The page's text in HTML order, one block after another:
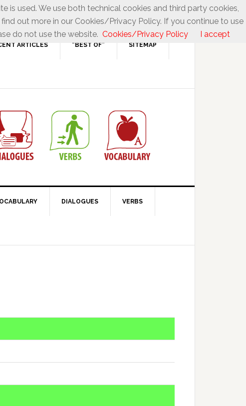
ARTICLES “BEST OF” SITEMAP
DIALOGUES VERBS
is used. We use both technical cookies and third party cookies,
out more in our Cookies/Privacy Policy. If you continue to use
do not use the website. Cookies/Privacy Policy I accept